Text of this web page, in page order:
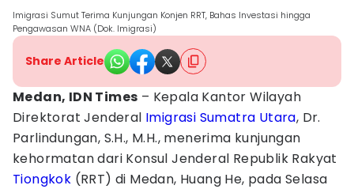
Imigrasi Sumut Terima Kunjungan Konjen RRT, Bahas Investasi hingga
Pengawasan WNA (Dok. Imigrasi)
Share Article
Medan, IDN Times – Kepala Kantor Wilayah
Direktorat Jenderal Imigrasi Sumatra Utara, Dr.
Parlindungan, S.H., M.H., menerima kunjungan
kehormatan dari Konsul Jenderal Republik Rakyat
Tiongkok (RRT) di Medan, Huang He, pada Selasa